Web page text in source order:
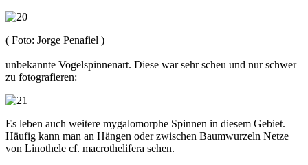
( Foto: Jorge Penafiel )
unbekannte Vogelspinnenart. Diese war sehr scheu und nur schwer
zu fotografieren:
Es leben auch weitere mygalomorphe Spinnen in diesem Gebiet.
Häufig kann man an Hängen oder zwischen Baumwurzeln Netze
von Linothele cf. macrothelifera sehen.